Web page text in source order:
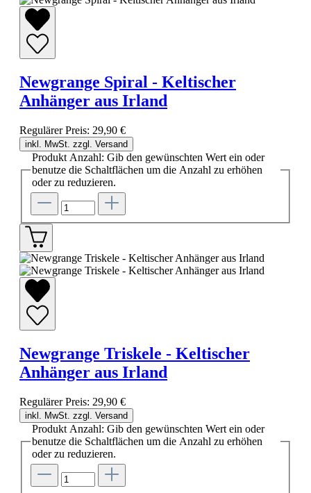
Newgrange Spiral - Keltischer
Anhänger aus Irland
Regulärer Preis: 29,90 €
inkl. MwSt. zzgl. Versand
Produkt Anzahl: Gib den gewünschten Wert ein oder
benutze die Schaltflächen um die Anzahl zu erhöhen
oder zu reduzieren.
Newgrange Triskele - Keltischer
Anhänger aus Irland
Regulärer Preis: 29,90 €
inkl. MwSt. zzgl. Versand
Produkt Anzahl: Gib den gewünschten Wert ein oder
benutze die Schaltflächen um die Anzahl zu erhöhen
oder zu reduzieren.